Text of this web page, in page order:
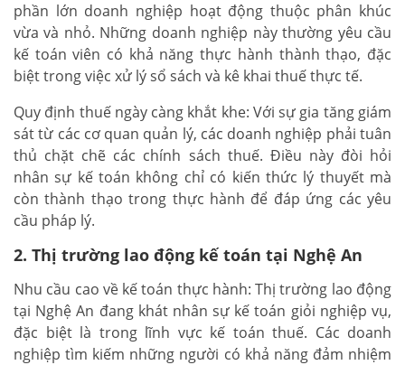
phần lớn doanh nghiệp hoạt động thuộc phân khúc
vừa và nhỏ. Những doanh nghiệp này thường yêu cầu
kế toán viên có khả năng thực hành thành thạo, đặc
biệt trong việc xử lý sổ sách và kê khai thuế thực tế.
Quy định thuế ngày càng khắt khe: Với sự gia tăng giám
sát từ các cơ quan quản lý, các doanh nghiệp phải tuân
thủ chặt chẽ các chính sách thuế. Điều này đòi hỏi
nhân sự kế toán không chỉ có kiến thức lý thuyết mà
còn thành thạo trong thực hành để đáp ứng các yêu
cầu pháp lý.
2. Thị trường lao động kế toán tại Nghệ An
Nhu cầu cao về kế toán thực hành: Thị trường lao động
tại Nghệ An đang khát nhân sự kế toán giỏi nghiệp vụ,
đặc biệt là trong lĩnh vực kế toán thuế. Các doanh
nghiệp tìm kiếm những người có khả năng đảm nhiệm